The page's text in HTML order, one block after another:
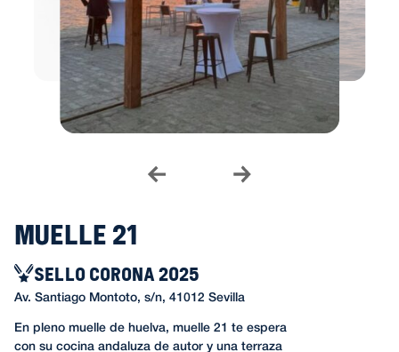
Muelle 21
SELLO CORONA 2025
Av. Santiago Montoto, s/n, 41012 Sevilla
En pleno muelle de huelva, muelle 21 te espera
con su cocina andaluza de autor y una terraza